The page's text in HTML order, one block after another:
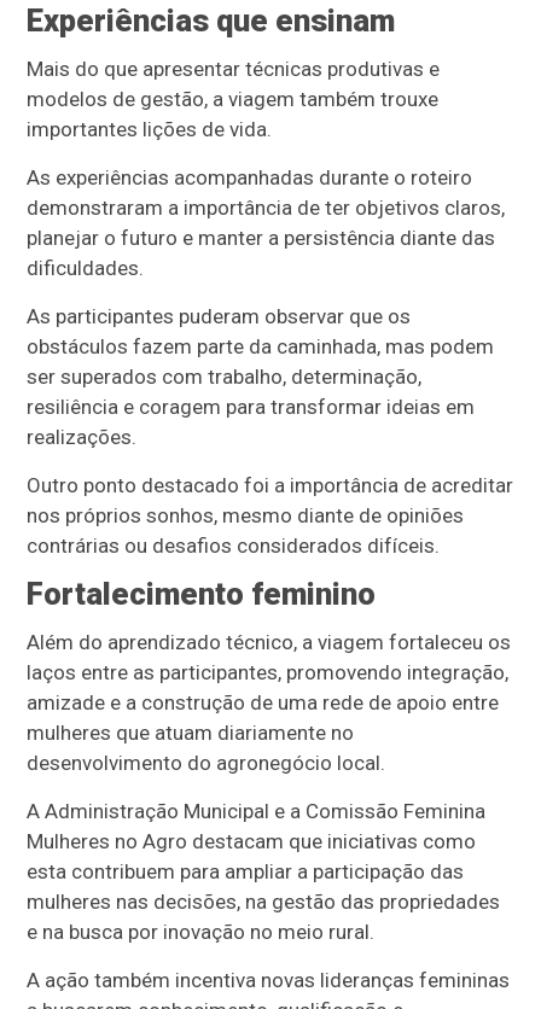
Experiências que ensinam
Mais do que apresentar técnicas produtivas e
modelos de gestão, a viagem também trouxe
importantes lições de vida.
As experiências acompanhadas durante o roteiro
demonstraram a importância de ter objetivos claros,
planejar o futuro e manter a persistência diante das
dificuldades.
As participantes puderam observar que os
obstáculos fazem parte da caminhada, mas podem
ser superados com trabalho, determinação,
resiliência e coragem para transformar ideias em
realizações.
Outro ponto destacado foi a importância de acreditar
nos próprios sonhos, mesmo diante de opiniões
contrárias ou desafios considerados difíceis.
Fortalecimento feminino
Além do aprendizado técnico, a viagem fortaleceu os
laços entre as participantes, promovendo integração,
amizade e a construção de uma rede de apoio entre
mulheres que atuam diariamente no
desenvolvimento do agronegócio local.
A Administração Municipal e a Comissão Feminina
Mulheres no Agro destacam que iniciativas como
esta contribuem para ampliar a participação das
mulheres nas decisões, na gestão das propriedades
e na busca por inovação no meio rural.
A ação também incentiva novas lideranças femininas